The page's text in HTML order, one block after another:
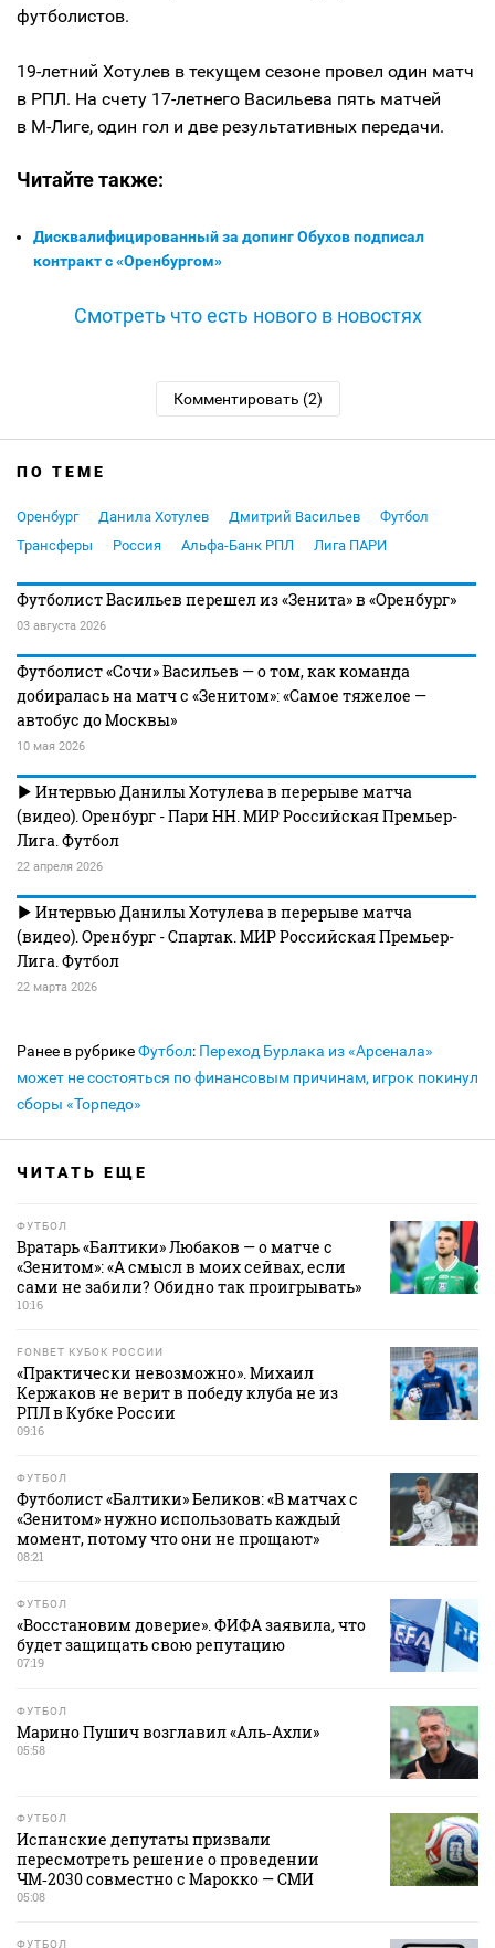
футболистов.
19-летний Хотулев в текущем сезоне провел один матч
в РПЛ. На счету 17-летнего Васильева пять матчей
в М-Лиге, один гол и две результативных передачи.
Читайте также:
Дисквалифицированный за допинг Обухов подписал
контракт с «Оренбургом»
Смотреть что есть нового в новостях
Комментировать (2)
ПО ТЕМЕ
Оренбург Данила Хотулев Дмитрий Васильев
Футбол
Трансферы
Россия Альфа-Банк РПЛ Лига ПАРИ
Футболист Васильев перешел из «Зенита» в «Оренбург»
03 августа 2026
Футболист «Сочи» Васильев — о том, как команда
добиралась на матч с «Зенитом»: «Самое тяжелое —
автобус до Москвы»
10 мая 2026
Интервью Данилы Хотулева в перерыве матча
(видео). Оренбург - Пари НН. МИР Российская Премьер-
Лига. Футбол
22 апреля 2026
Интервью Данилы Хотулева в перерыве матча
(видео). Оренбург - Спартак. МИР Российская Премьер-
Лига. Футбол
22 марта 2026
Ранее в рубрикеФутбол: Переход Бурлака из «Арсенала»
может не состояться по финансовым причинам, игрок покинул
сборы «Торпедо»
ЧИТАТЬ ЕЩЕ
ФУТБОЛ
Вратарь «Балтики» Любаков — о матче с
«Зенитом»: «А смысл в моих сейвах, если
сами не забили? Обидно так проигрывать»
10:16
FONBET КУБОК РОССИИ
«Практически невозможно». Михаил
Кержаков не верит в победу клуба не из
РПЛ в Кубке России
09:16
ФУТБОЛ
Футболист «Балтики» Беликов: «В матчах с
«Зенитом» нужно использовать каждый
момент, потому что они не прощают»
08:21
ФУТБОЛ
«Восстановим доверие». ФИФА заявила, что
будет защищать свою репутацию
07:19
ФУТБОЛ
Марино Пушич возглавил «Аль‑Ахли»
05:58
ФУТБОЛ
Испанские депутаты призвали
пересмотреть решение о проведении
ЧМ‑2030 совместно с Марокко — СМИ
05:08
ФУТБОЛ